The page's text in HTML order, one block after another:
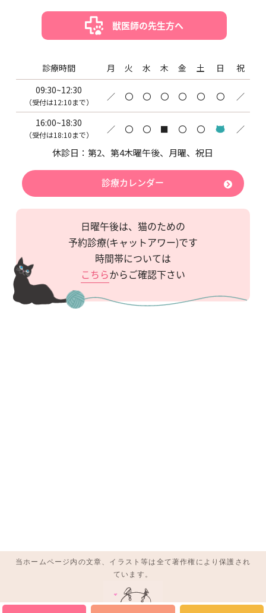
獣医師の先生方へ
診療時間 月 火 水 木 金 土 日
祝
09:30~12:30
（受付は12:10まで） ／ 〇 〇 〇 〇 〇 〇 ／
16:00~18:30
（受付は18:10まで） ／ 〇 〇 ■ 〇 〇 ／
休診日：第2、第4木曜午後、月曜、祝日
診療カレンダー
日曜午後は、猫のための
予約診療(キャットアワー)です
時間帯については
こちらからご確認下さい
当ホームページ内の文章、イラスト等は全て著作権により保護され
ています。